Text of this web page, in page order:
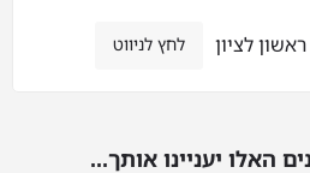
לחץ לניווט
האלו יעניינו אותך...